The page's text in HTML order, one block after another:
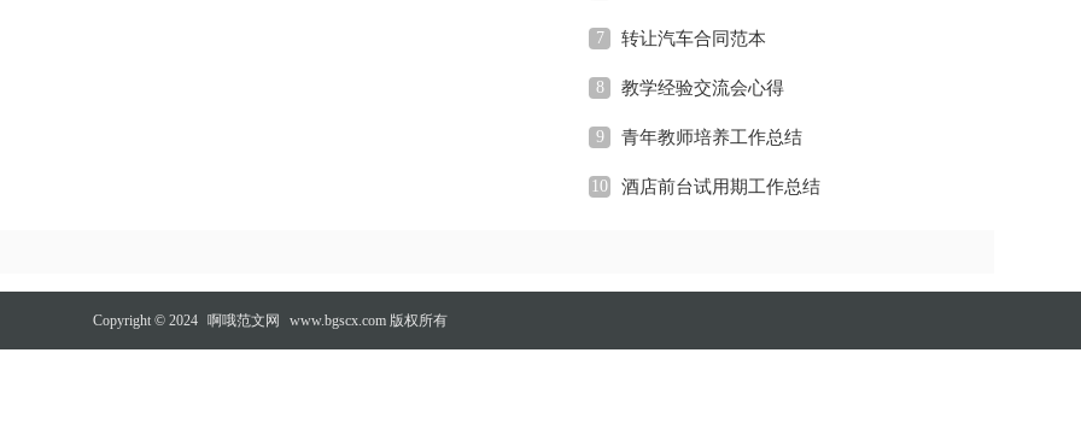
7 转让汽车合同范本
8 教学经验交流会心得
9 青年教师培养工作总结
10 酒店前台试用期工作总结
Copyright © 2024 啊哦范文网 www.bgscx.com 版权所有